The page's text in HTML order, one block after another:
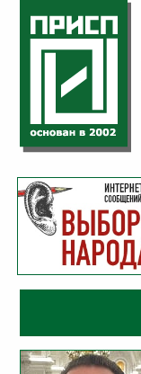
Категория:
Комментарии